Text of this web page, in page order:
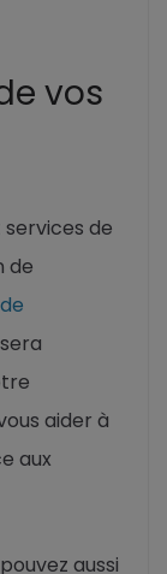
vos
de
de
aider à
aux
aussi